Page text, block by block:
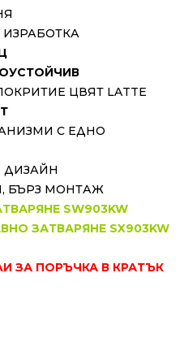
ЦВЯТ LATTE
С ЕДНО
БЪРЗ МОНТАЖ
SW903KW
ЗАТВАРЯНЕ SX903KW
ЗА ПОРЪЧКА В КРАТЪК